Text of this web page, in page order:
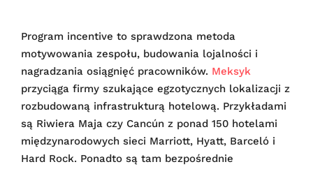
Program incentive to sprawdzona metoda
motywowania zespołu, budowania lojalności i
nagradzania osiągnięć pracowników. Meksyk
przyciąga firmy szukające egzotycznych lokalizacji z
rozbudowaną infrastrukturą hotelową. Przykładami
są Riwiera Maja czy Cancún z ponad 150 hotelami
międzynarodowych sieci Marriott, Hyatt, Barceló i
Hard Rock. Ponadto są tam bezpośrednie